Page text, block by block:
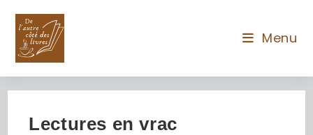
Menu
Lectures en vrac